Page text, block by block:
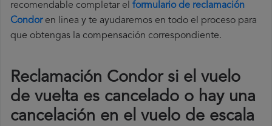
recomendable completar el formulario de reclamación
Condoren linea y te ayudaremos en todo el proceso para
que obtengas la compensación correspondiente.
Reclamación Condor si el vuelo
de vuelta es cancelado o hay una
cancelación en el vuelo de escala